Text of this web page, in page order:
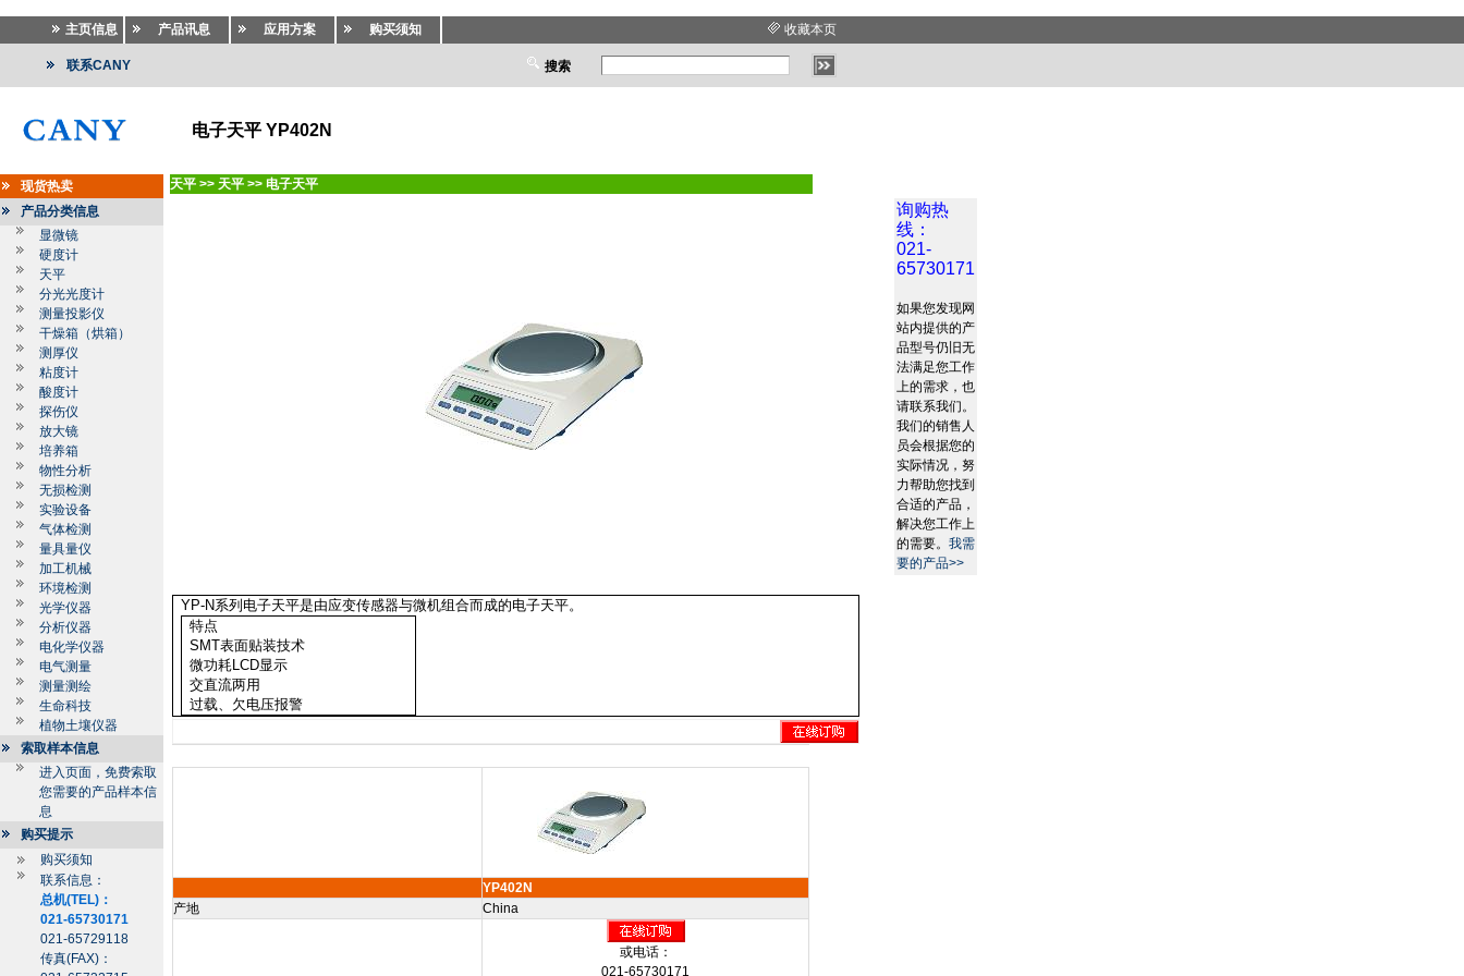
主页信息 产品讯息 应用方案 购买须知 收藏本页
联系CANY 搜索
电子天平 YP402N
现货热卖
产品分类信息
显微镜
硬度计
天平
分光光度计
测量投影仪
干燥箱（烘箱）
测厚仪
粘度计
酸度计
探伤仪
放大镜
培养箱
物性分析
无损检测
实验设备
气体检测
量具量仪
加工机械
环境检测
光学仪器
分析仪器
电化学仪器
电气测量
测量测绘
生命科技
植物土壤仪器
索取样本信息
进入页面，免费索取
您需要的产品样本信
息
购买提示
购买须知
联系信息：
总机(TEL)：
021-65730171
021-65729118
传真(FAX)：
天平 >> 天平 >> 电子天平
询购热
线：
021-
65730171
如果您发现网
站内提供的产
品型号仍旧无
法满足您工作
上的需求，也
请联系我们。
我们的销售人
员会根据您的
实际情况，努
力帮助您找到
合适的产品，
解决您工作上
的需要。 我需
要的产品>>
YP-N系列电子天平是由应变传感器与微机组合而成的电子天平。
特点
SMT表面贴装技术
微功耗LCD显示
交直流两用
过载、欠电压报警
YP402N
产地
China
或电话：
021-65730171